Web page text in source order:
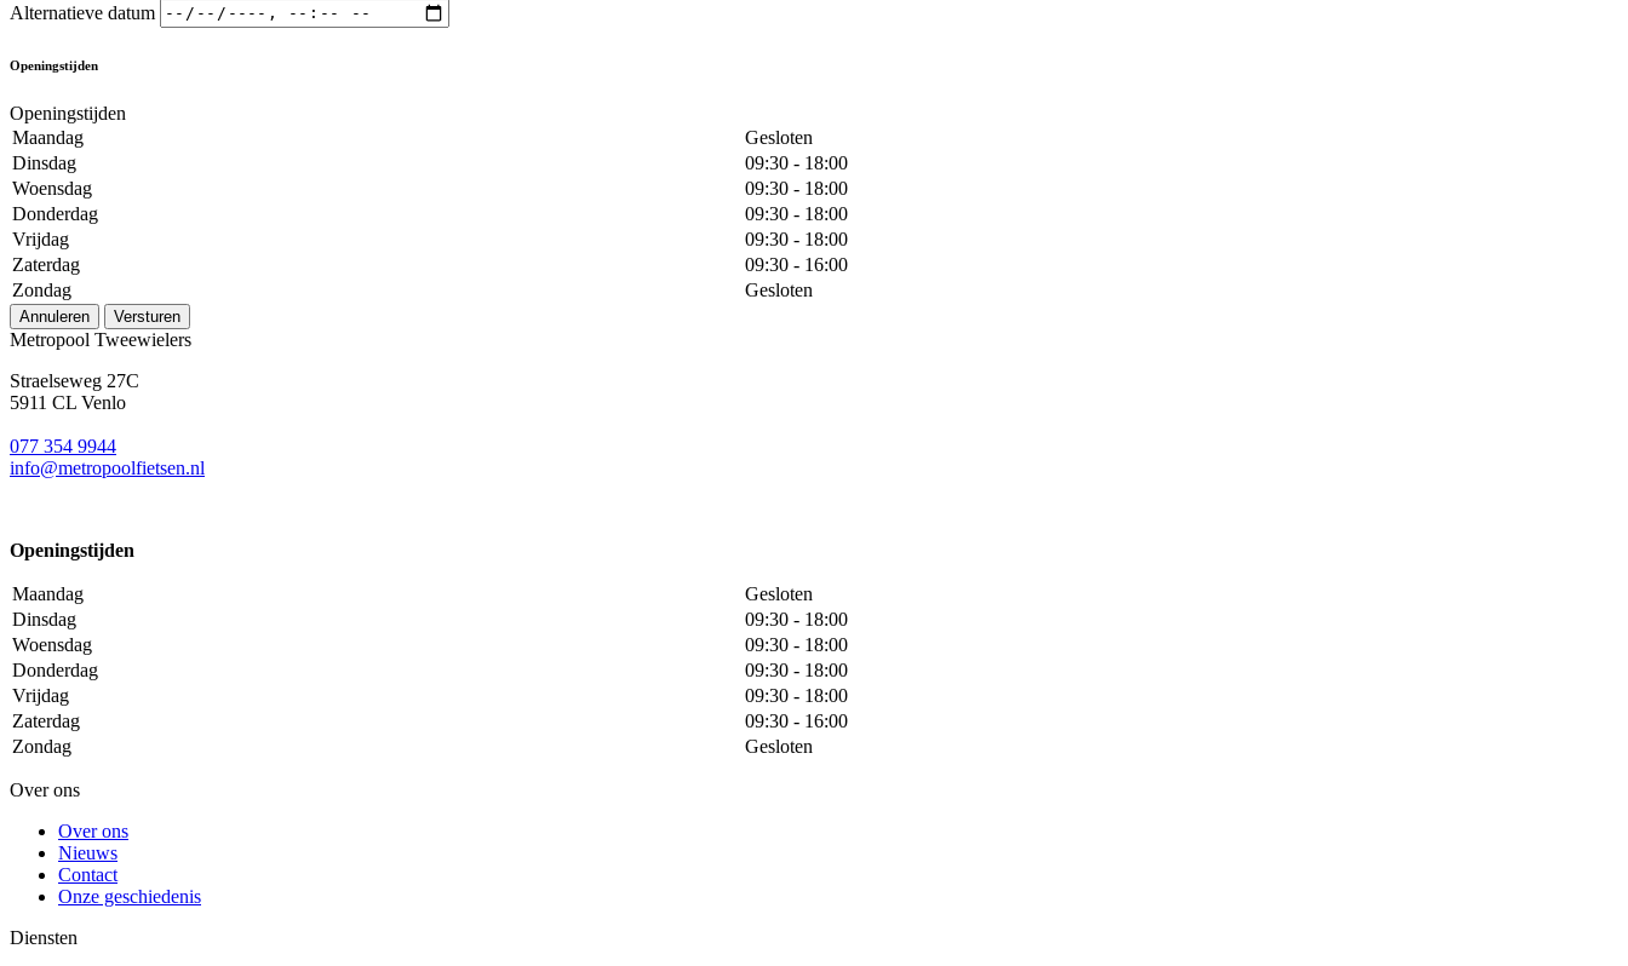
Alternatieve datum
Openingstijden
Openingstijden
Maandag
Gesloten
Dinsdag
09:30 - 18:00
Woensdag
09:30 - 18:00
Donderdag
09:30 - 18:00
Vrijdag
09:30 - 18:00
Zaterdag
09:30 - 16:00
Zondag
Gesloten
Annuleren Versturen
Metropool Tweewielers
Straelseweg 27C
5911 CL Venlo
077 354 9944
info@metropoolfietsen.nl
Openingstijden
Maandag
Gesloten
Dinsdag
09:30 - 18:00
Woensdag
09:30 - 18:00
Donderdag
09:30 - 18:00
Vrijdag
09:30 - 18:00
Zaterdag
09:30 - 16:00
Zondag
Gesloten
Over ons
Over ons
Nieuws
Contact
Onze geschiedenis
Diensten